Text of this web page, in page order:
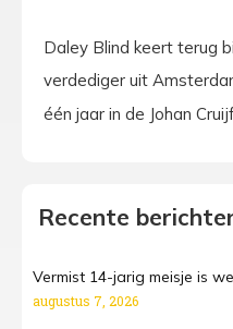
Daley Blind keert terug
verdediger uit
één jaar in de Johan
Recente
Vermist 14-jarig meisje is
augustus 7, 2026